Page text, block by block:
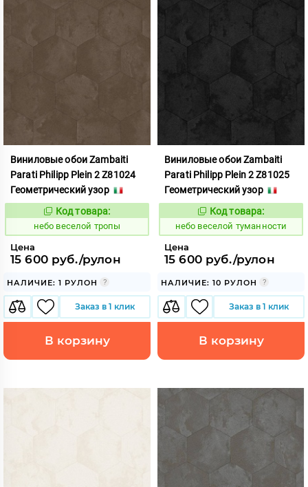
Виниловые обои Zambaiti
Parati Philipp Plein 2 Z81024
Геометрический узор
1110608
Код товара:
небо веселой тропы
Цена
15 600 руб./рулон
НАЛИЧИЕ: 1 РУЛОН
Заказ в 1 клик
В корзину
Виниловые обои Zambaiti
Parati Philipp Plein 2 Z81025
Геометрический узор
1110609
Код товара:
небо веселой туманности
Цена
15 600 руб./рулон
НАЛИЧИЕ: 10 РУЛОН
Заказ в 1 клик
В корзину